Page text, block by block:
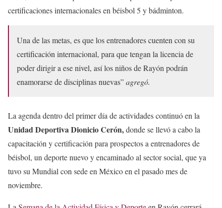
certificaciones internacionales en béisbol 5 y bádminton.
Una de las metas, es que los entrenadores cuenten con su
certificación internacional, para que tengan la licencia de
poder dirigir a ese nivel, así los niños de Rayón podrán
enamorarse de disciplinas nuevas”agregó.
La agenda dentro del primer día de actividades continuó en la
Unidad Deportiva Dionicio Cerón,donde se llevó a cabo la
capacitación y certificación para prospectos a entrenadores de
béisbol, un deporte nuevo y encaminado al sector social, que ya
tuvo su Mundial con sede en México en el pasado mes de
noviembre.